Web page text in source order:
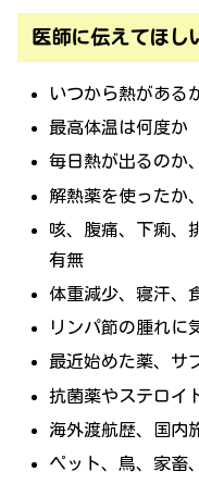
医師に伝えてほし
いつから熱がある
最高体温は何度か
毎日熱が出るのか
解熱薬を使ったか
咳、腹痛、下痢、
有無
体重減少、寝汗、
リンパ節の腫れに
最近始めた薬、サ
抗菌薬やステロイ
海外渡航歴、国内
ペット、鳥、家畜